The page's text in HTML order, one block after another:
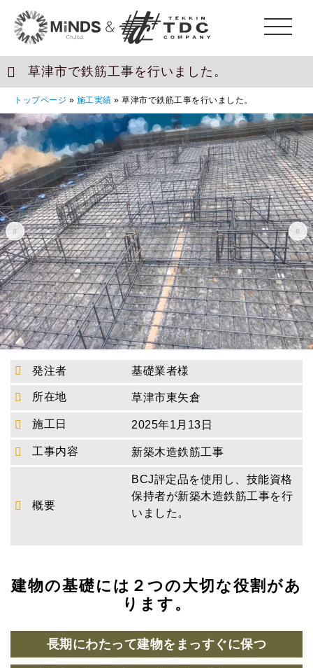
草津市で鉄筋工事を行いました。
トップページ » 施工実績 » 草津市で鉄筋工事を行いました。
発注者 基礎業者様
所在地 草津市東矢倉
施工日 2025年1月13日
工事内容 新築木造鉄筋工事
概要
BCJ評定品を使用し、技能資格
保持者が新築木造鉄筋工事を行
いました。
建物の基礎には２つの大切な役割があ
ります。
長期にわたって建物をまっすぐに保つ